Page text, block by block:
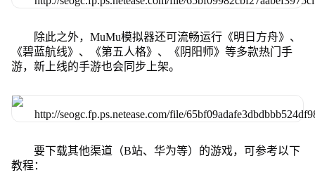
除此之外，MuMu模拟器还可流畅运行《明日方舟》、
《碧蓝航线》、《第五人格》、《阴阳师》等多款热门手
游，新上线的手游也会同步上架。
要下载其他渠道（B站、华为等）的游戏，可参考以下
教程：